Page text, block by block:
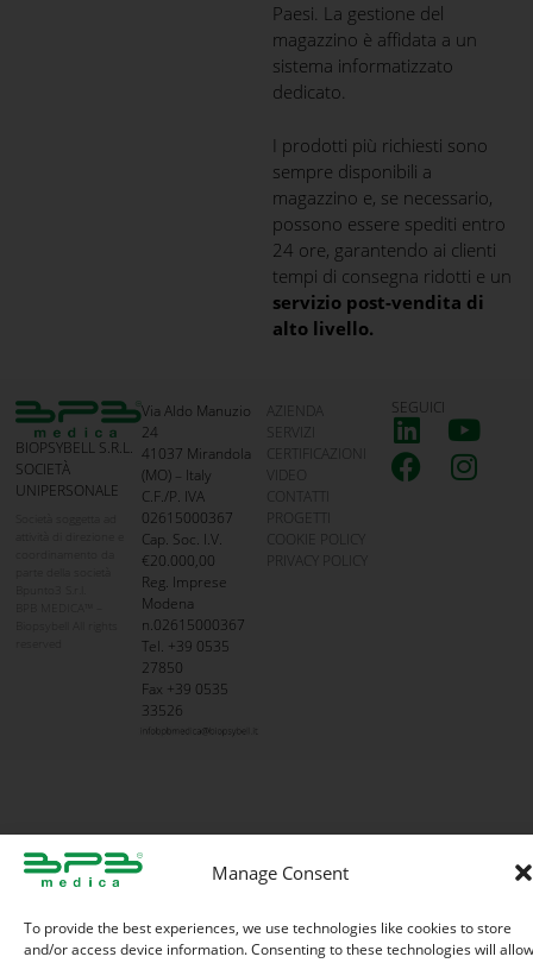
Manage Consent
To provide the best experiences, we use technologies like cookies to store
and/or access device information. Consenting to these technologies will allow
Paesi. La gestione del
magazzino è affidata a un
sistema informatizzato
dedicato.
I prodotti più richiesti sono
sempre disponibili a
magazzino e, se necessario,
possono essere spediti entro
24 ore, garantendo ai clienti
tempi di consegna ridotti e un
servizio post-vendita di
alto livello.
BIOPSYBELL S.R.L.
SOCIETÀ
UNIPERSONALE
Via Aldo Manuzio
24
41037 Mirandola
(MO) – Italy
C.F./P. IVA
02615000367
Cap. Soc. I.V.
€20.000,00
Reg. Imprese
Modena
n.02615000367
Tel. +39 0535
27850
Fax +39 0535
33526
AZIENDA
SERVIZI
CERTIFICAZIONI
VIDEO
CONTATTI
PROGETTI
COOKIE POLICY
PRIVACY POLICY
SEGUICI